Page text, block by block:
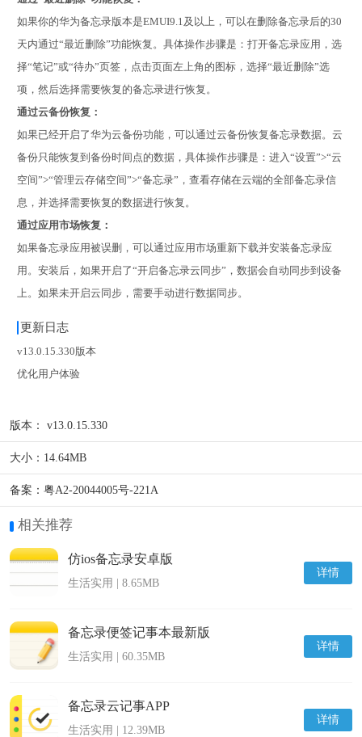
如果你的华为备忘录版本是EMUI9.1及以上，可以在删除备忘录后的30
天内通过“最近删除”功能恢复。具体操作步骤是：打开备忘录应用，选
择“笔记”或“待办”页签，点击页面左上角的图标，选择“最近删除”选
项，然后选择需要恢复的备忘录进行恢复。
‌通过云备份恢复‌：
如果已经开启了华为云备份功能，可以通过云备份恢复备忘录数据。云
备份只能恢复到备份时间点的数据，具体操作步骤是：进入“设置”>“云
空间”>“管理云存储空间”>“备忘录”，查看存储在云端的全部备忘录信
息，并选择需要恢复的数据进行恢复。
‌通过应用市场恢复‌：
如果备忘录应用被误删，可以通过应用市场重新下载并安装备忘录应
用。安装后，如果开启了“开启备忘录云同步”，数据会自动同步到设备
上。如果未开启云同步，需要手动进行数据同步。
更新日志
v13.0.15.330版本
优化用户体验
版本： v13.0.15.330
大小： 14.64MB
备案： 粤A2-20044005号-221A
相关推荐
详情
仿ios备忘录安卓版
生活实用 | 8.65MB
详情
备忘录便签记事本最新版
生活实用 | 60.35MB
详情
备忘录云记事APP
生活实用 | 12.39MB